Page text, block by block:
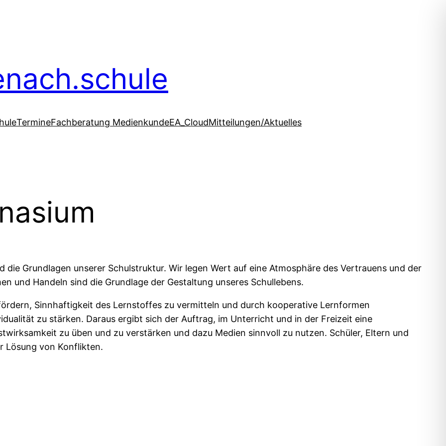
TermineFachberatung MedienkundeEA_CloudMitteilungen/Aktuelles
Grundlagen unserer Schulstruktur. Wir legen Wert auf eine Atmosphäre des Vertrauens und der
und Handeln sind die Grundlage der Gestaltung unseres Schullebens.
Sinnhaftigkeit des Lernstoffes zu vermitteln und durch kooperative Lernformen
zu stärken. Daraus ergibt sich der Auftrag, im Unterricht und in der Freizeit eine
zu üben und zu verstärken und dazu Medien sinnvoll zu nutzen. Schüler, Eltern und
Lösung von Konflikten.